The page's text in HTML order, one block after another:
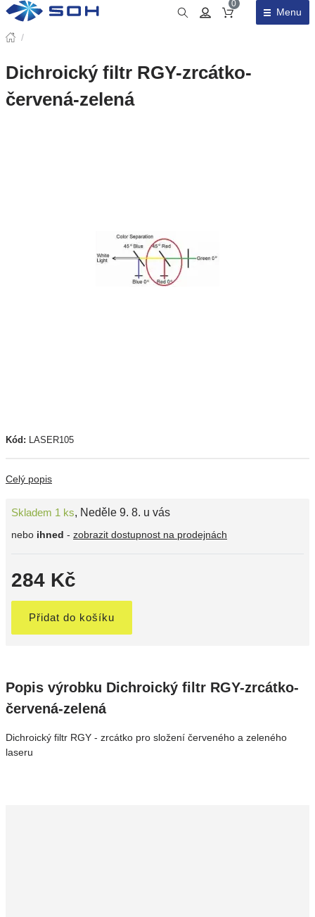
Obsah košíku
0
Menu
/
Dichroický filtr RGY-zrcátko-
červená-zelená
Kód: LASER105
Celý popis
Skladem 1 ks, Neděle 9. 8. u vás
nebo ihned - zobrazit dostupnost na prodejnách
284 Kč
Přidat do košíku
Popis výrobku Dichroický filtr RGY-zrcátko-
červená-zelená
Dichroický filtr RGY - zrcátko pro složení červeného a zeleného
laseru